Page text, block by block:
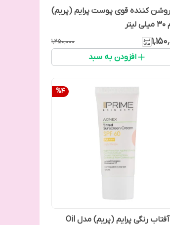
کننده قوی پوست پرایم (پریم)
۱٬۲۵۰٬۰۰۰
افزودن به سبد
%4
ضد آفتاب رنگی پرایم (پریم) مدل Oil